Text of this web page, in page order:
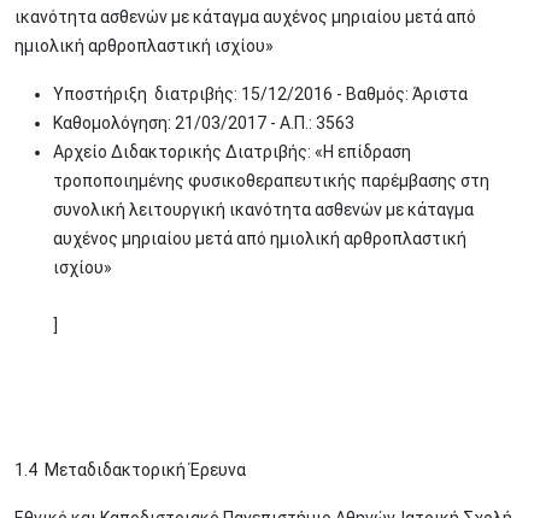
ικανότητα ασθενών με κάταγμα αυχένος μηριαίου μετά από
ημιολική αρθροπλαστική ισχίου»
Υποστήριξη διατριβής: 15/12/2016 - Βαθμός: Άριστα
Καθομολόγηση: 21/03/2017 - Α.Π.: 3563
Αρχείο Διδακτορικής Διατριβής: «Η επίδραση
τροποποιημένης φυσικοθεραπευτικής παρέμβασης στη
συνολική λειτουργική ικανότητα ασθενών με κάταγμα
αυχένος μηριαίου μετά από ημιολική αρθροπλαστική
ισχίου»
]
1.4 Μεταδιδακτορική Έρευνα